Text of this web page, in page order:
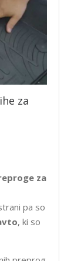
za
za
pa so
, ki so